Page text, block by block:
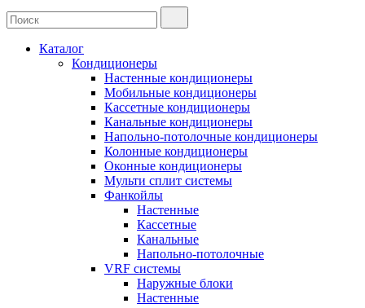
Каталог
Кондиционеры
Настенные кондиционеры
Мобильные кондиционеры
Кассетные кондиционеры
Канальные кондиционеры
Напольно-потолочные кондиционеры
Колонные кондиционеры
Оконные кондиционеры
Мульти сплит системы
Фанкойлы
Настенные
Кассетные
Канальные
Напольно-потолочные
VRF системы
Наружные блоки
Настенные